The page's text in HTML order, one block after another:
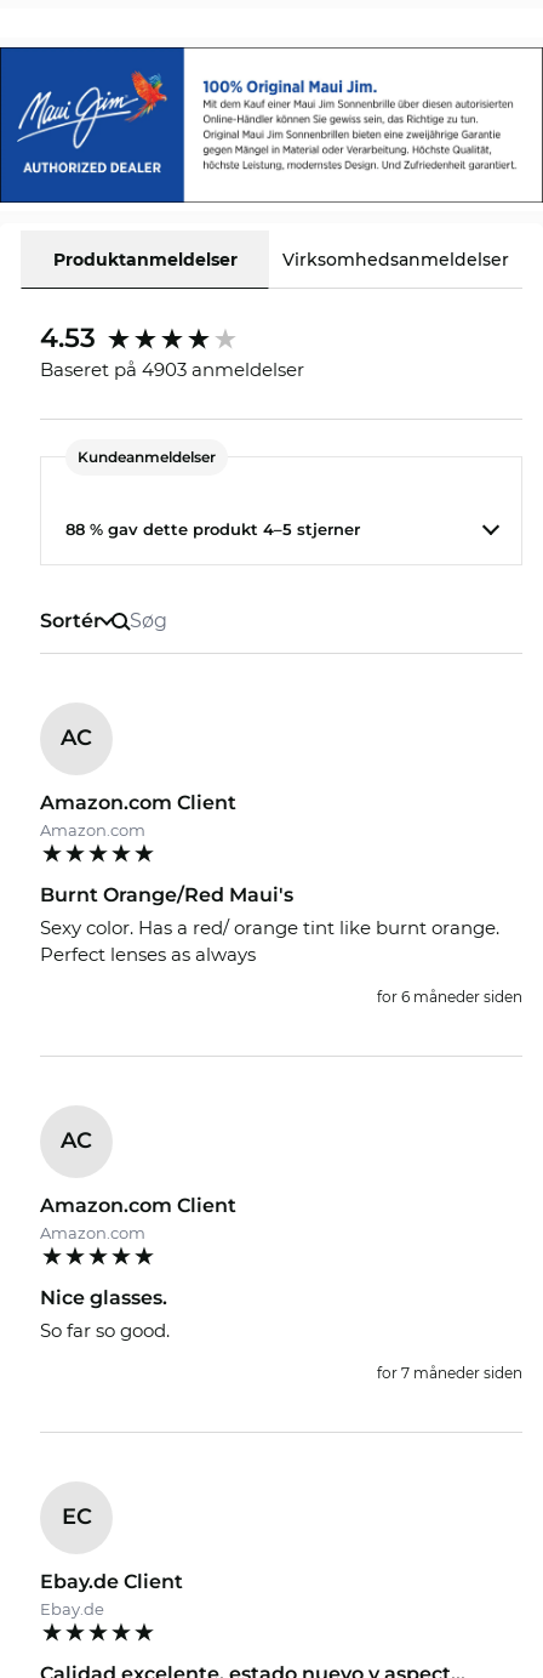
vi konsekvent lave priser. Så billigt kan du ikke
engang finde Kawika på udsalg.
Produktanmeldelser Virksomhedsanmeldelser
4.53
Baseret på 4903 anmeldelser
Kundeanmeldelser
88 % gav dette produkt 4–5 stjerner
Sortér
AC
Amazon.com Client
Amazon.com
Burnt Orange/Red Maui's
Sexy color. Has a red/ orange tint like burnt orange.
Perfect lenses as always
for 6 måneder siden
AC
Amazon.com Client
Amazon.com
Nice glasses.
So far so good.
for 7 måneder siden
EC
Ebay.de Client
Ebay.de